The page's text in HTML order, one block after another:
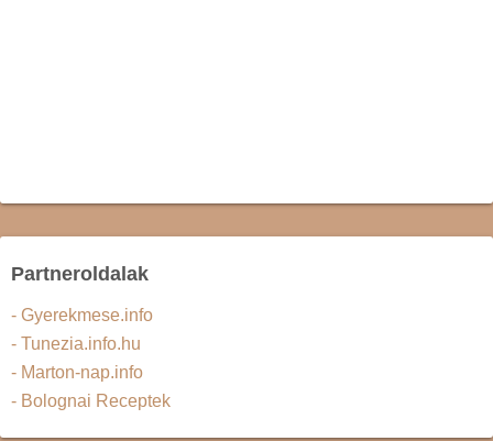
Partneroldalak
- Gyerekmese.info
- Tunezia.info.hu
- Marton-nap.info
- Bolognai Receptek